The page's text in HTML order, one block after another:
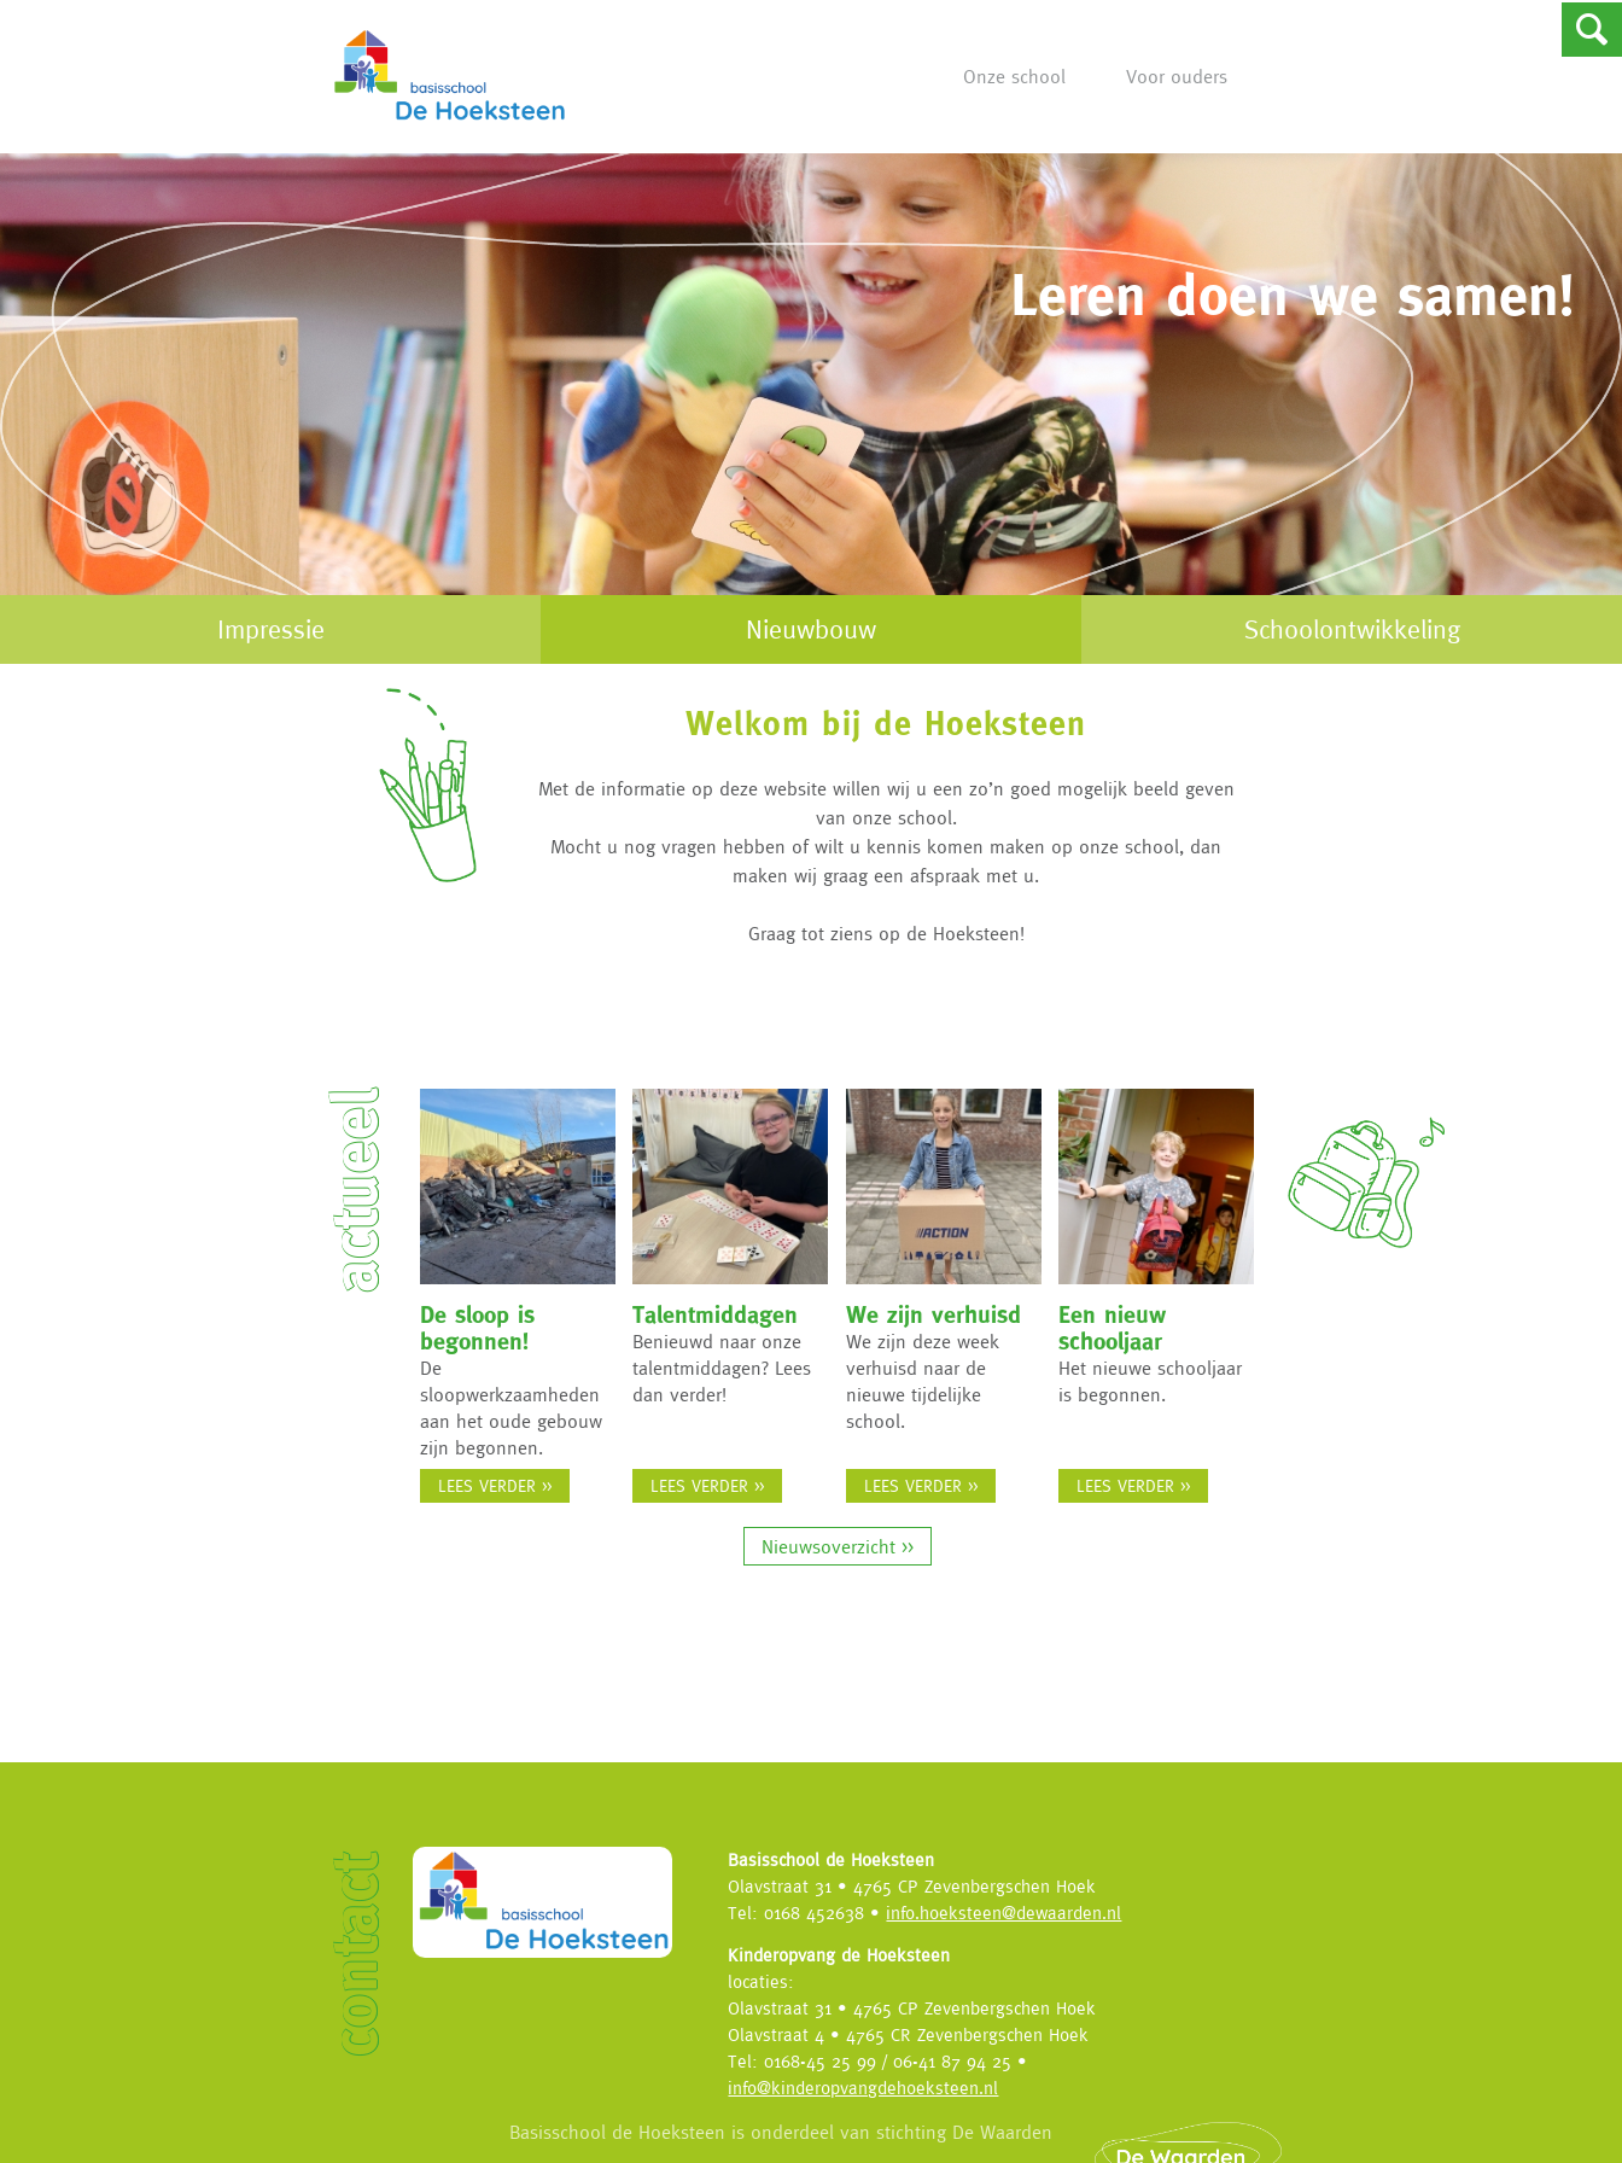
Onze school Voor ouders
Leren doen we samen!
Impressie Nieuwbouw Schoolontwikkeling
Welkom bij de Hoeksteen
Met de informatie op deze website willen wij u een zo’n goed mogelijk beeld geven
van onze school.
Mocht u nog vragen hebben of wilt u kennis komen maken op onze school, dan
maken wij graag een afspraak met u.
Graag tot ziens op de Hoeksteen!
actueel
De sloop is
begonnen!
De
sloopwerkzaamheden
aan het oude gebouw
zijn begonnen.
LEES VERDER >>
Talentmiddagen
Benieuwd naar onze
talentmiddagen? Lees
dan verder!
LEES VERDER >>
We zijn verhuisd
We zijn deze week
verhuisd naar de
nieuwe tijdelijke
school.
LEES VERDER >>
Een nieuw
schooljaar
Het nieuwe schooljaar
is begonnen.
LEES VERDER >>
Nieuwsoverzicht >>
contact
Basisschool de Hoeksteen
Olavstraat 31 • 4765 CP Zevenbergschen Hoek
Tel: 0168 452638 • info.hoeksteen@dewaarden.nl
Kinderopvang de Hoeksteen
locaties:
Olavstraat 31 • 4765 CP Zevenbergschen Hoek
Olavstraat 4 • 4765 CR Zevenbergschen Hoek
Tel: 0168-45 25 99 / 06-41 87 94 25 •
info@kinderopvangdehoeksteen.nl
Basisschool de Hoeksteen is onderdeel van stichting De Waarden